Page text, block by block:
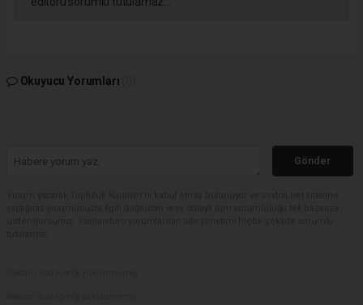
Okuyucu Yorumları
Gönder